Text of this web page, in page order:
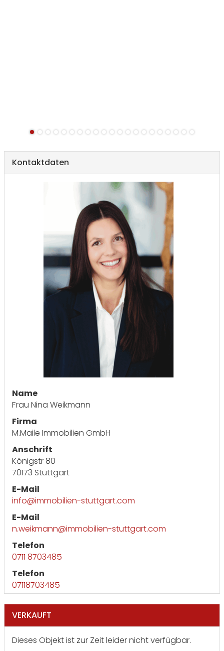
Kontaktdaten
Name
Frau Nina Weikmann
Firma
M.Maile Immobilien GmbH
Anschrift
Königstr 80
70173 Stuttgart
E-Mail
info@immobilien-stuttgart.com
E-Mail
n.weikmann@immobilien-stuttgart.com
Telefon
0711 8703485
Telefon
07118703485
VERKAUFT
Dieses Objekt ist zur Zeit leider nicht verfügbar.